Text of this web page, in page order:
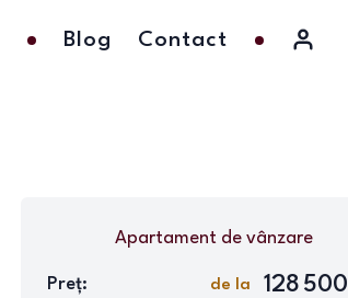
Blog Contact
Apartamentde vânzare
Preț: de la 128 500